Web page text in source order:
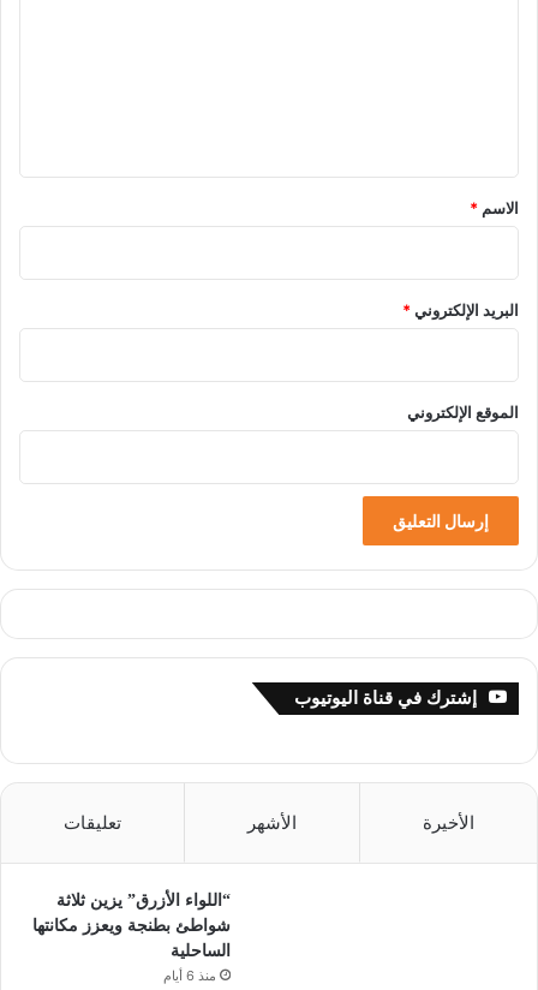
*
الاسم *
البريد الإلكتروني*
الموقع الإلكتروني
إشترك في قناة اليوتيوب
الأخيرة الأشهر تعليقات
“اللواء الأزرق” يزين ثلاثة
شواطئ بطنجة ويعزز مكانتها
الساحلية
منذ 6 أيام